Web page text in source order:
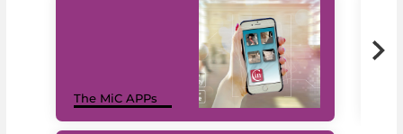
The MiC APPs